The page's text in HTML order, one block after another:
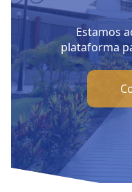
Estamos
plataforma